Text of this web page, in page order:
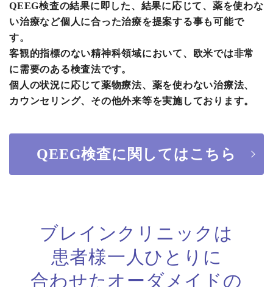
QEEG検査の結果に即した、結果に応じて、薬を使わな
い治療など個人に合った治療を提案する事も可能で
す。
客観的指標のない精神科領域において、欧米では非常
に需要のある検査法です。
個人の状況に応じて薬物療法、薬を使わない治療法、
カウンセリング、その他外来等を実施しております。
QEEG検査に関してはこちら
ブレインクリニックは
患者様一人ひとりに
合わせた オーダメイドの